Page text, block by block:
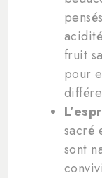
fruit
pour
sacré
sont